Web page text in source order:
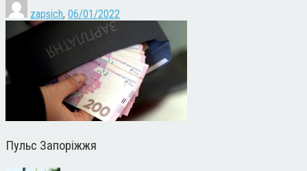
zapsich, 06/01/2022
Пульс Запоріжжя